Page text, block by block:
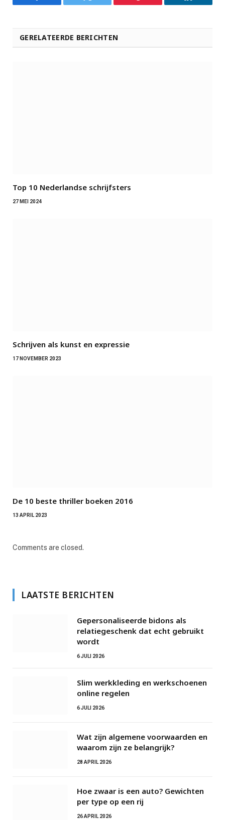
Facebook Twitter Pinterest LinkedIn
GERELATEERDE BERICHTEN
Top 10 Nederlandse schrijfsters
27 MEI 2024
Schrijven als kunst en expressie
17 NOVEMBER 2023
De 10 beste thriller boeken 2016
13 APRIL 2023
Comments are closed.
LAATSTE BERICHTEN
Gepersonaliseerde bidons als
relatiegeschenk dat echt gebruikt
wordt
6 JULI 2026
Slim werkkleding en werkschoenen
online regelen
6 JULI 2026
Wat zijn algemene voorwaarden en
waarom zijn ze belangrijk?
28 APRIL 2026
Hoe zwaar is een auto? Gewichten
per type op een rij
26 APRIL 2026